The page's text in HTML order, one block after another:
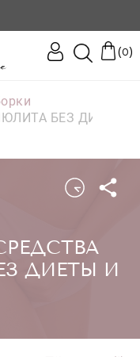
(0)
БЕЗ ДИЕТЫ И
ДИЕТЫ И